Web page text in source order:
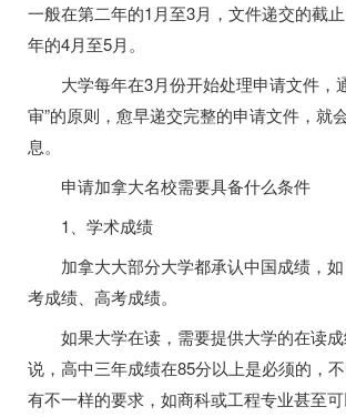
一般在第二年的1月至3月，文件递交的截
年的4月至5月。
大学每年在3月份开始处理申请文件，
审”的原则，愈早递交完整的申请文件，就
息。
申请加拿大名校需要具备什么条件
1、学术成绩
加拿大大部分大学都承认中国成绩，
考成绩、高考成绩。
如果大学在读，需要提供大学的在读
说，高中三年成绩在85分以上是必须的，
有不一样的要求，如商科或工程专业甚至